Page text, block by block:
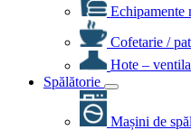
Echipamente
Cofetarie /
Hote –
Spălătorie
Mașini de